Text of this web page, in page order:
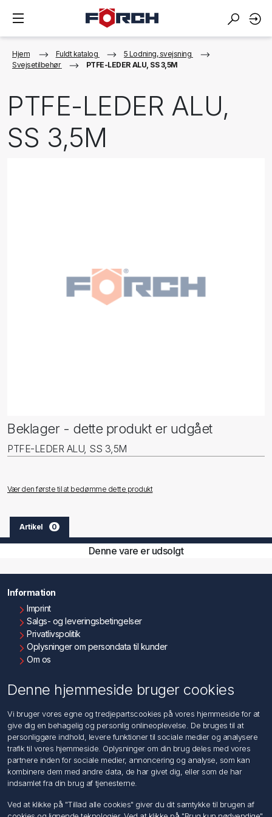
Hjem Fuldt katalog
5 Lodning, svejsning
Svejsetilbehør
PTFE-LEDER ALU, SS 3,5M
PTFE-LEDER ALU,
SS 3,5M
Beklager - dette produkt er udgået
PTFE-LEDER ALU, SS 3,5M
Vær den første til at bedømme dette produkt
Artikel 0
Denne vare er udsolgt
Information
Imprint
Salgs- og leveringsbetingelser
Privatlivspolitik
Oplysninger om persondata til kunder
Om os
Søg
Min konto
Min konto
Ordrer
Adresser
Ansøg om Sælger konto
Denne hjemmeside bruger cookies
Vi bruger vores egne og tredjepartscookies på vores hjemmeside for at
give dig en behagelig og personlig onlineoplevelse. De bruges til at
personliggøre indhold, levere funktioner til sociale medier og analysere
trafik til vores hjemmeside. Oplysninger om din brug deles med vores
partnere inden for sociale medier, annoncering og analyse, som kan
kombinere dem med andre data, de har givet dig, eller som de har
indsamlet fra din brug af tjenesterne.
Ved at klikke på "Tillad alle cookies" giver du dit samtykke til brugen af